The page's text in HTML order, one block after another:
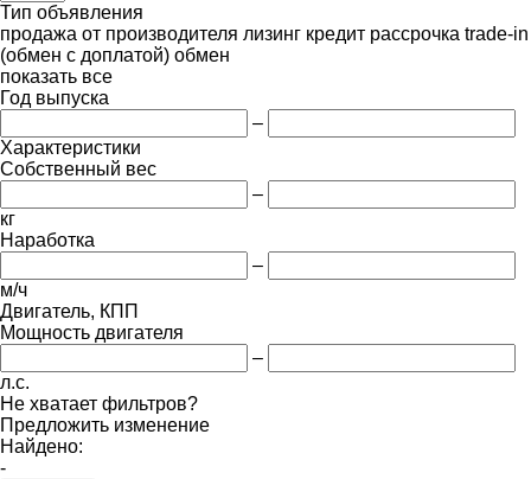
Тип объявления
продажа от производителя лизинг кредит рассрочка trade-in
(обмен с доплатой) обмен
показать все
Год выпуска
–
Характеристики
Собственный вес
–
кг
Наработка
–
м/ч
Двигатель, КПП
Мощность двигателя
–
л.с.
Не хватает фильтров?
Предложить изменение
Найдено:
-